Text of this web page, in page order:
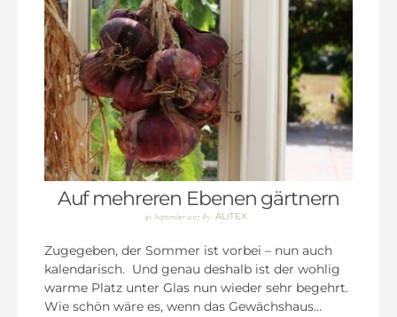
Auf mehreren Ebenen gärtnern
30. September 2017By ALITEX
Zugegeben, der Sommer ist vorbei – nun auch
kalendarisch. Und genau deshalb ist der wohlig
warme Platz unter Glas nun wieder sehr begehrt.
Wie schön wäre es, wenn das Gewächshaus…